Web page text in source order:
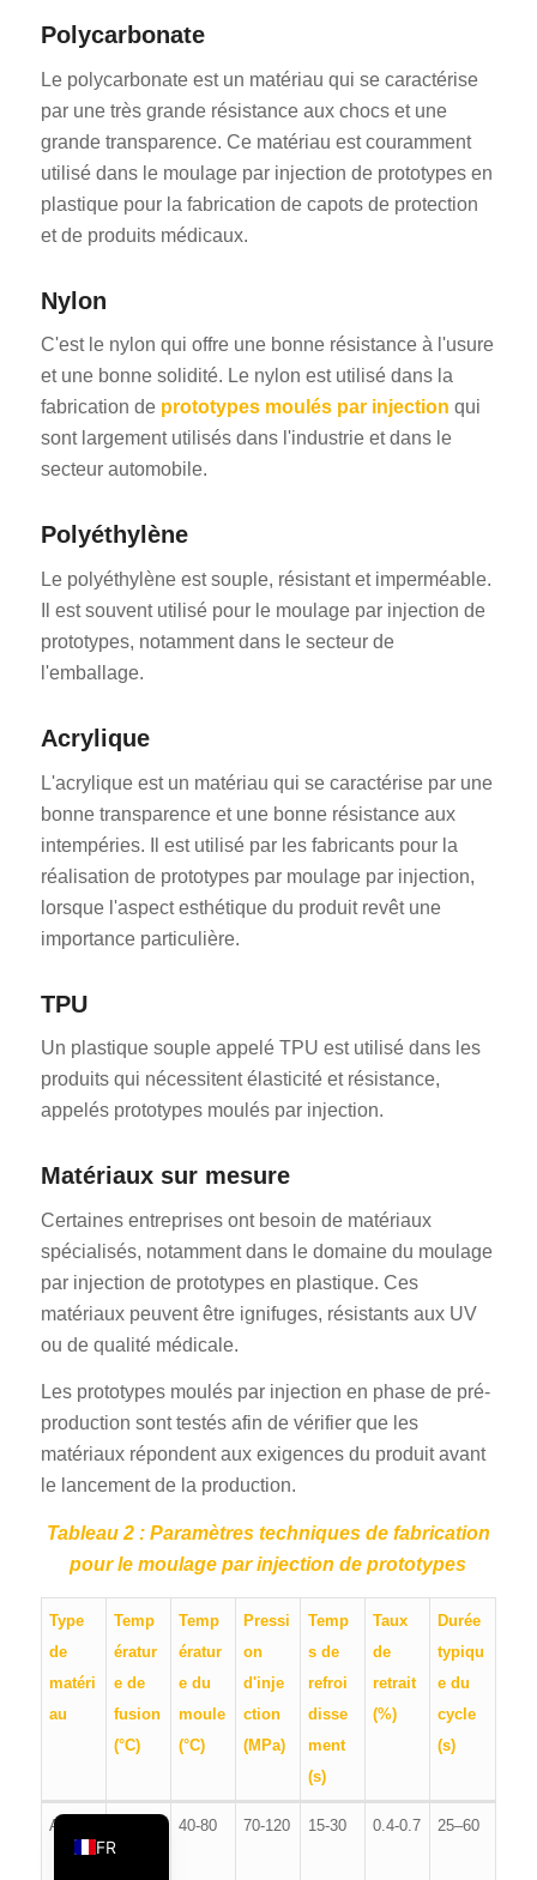
Polycarbonate
Le polycarbonate est un matériau qui se caractérise
par une très grande résistance aux chocs et une
grande transparence. Ce matériau est couramment
utilisé dans le moulage par injection de prototypes en
plastique pour la fabrication de capots de protection
et de produits médicaux.
Nylon
C'est le nylon qui offre une bonne résistance à l'usure
et une bonne solidité. Le nylon est utilisé dans la
fabrication deprototypes moulés par injection qui
sont largement utilisés dans l'industrie et dans le
secteur automobile.
Polyéthylène
Le polyéthylène est souple, résistant et imperméable.
Il est souvent utilisé pour le moulage par injection de
prototypes, notamment dans le secteur de
l'emballage.
Acrylique
L'acrylique est un matériau qui se caractérise par une
bonne transparence et une bonne résistance aux
intempéries. Il est utilisé par les fabricants pour la
réalisation de prototypes par moulage par injection,
lorsque l'aspect esthétique du produit revêt une
importance particulière.
TPU
Un plastique souple appelé TPU est utilisé dans les
produits qui nécessitent élasticité et résistance,
appelés prototypes moulés par injection.
Matériaux sur mesure
Certaines entreprises ont besoin de matériaux
spécialisés, notamment dans le domaine du moulage
par injection de prototypes en plastique. Ces
matériaux peuvent être ignifuges, résistants aux UV
ou de qualité médicale.
Les prototypes moulés par injection en phase de pré-
production sont testés afin de vérifier que les
matériaux répondent aux exigences du produit avant
le lancement de la production.
Tableau 2 : Paramètres techniques de fabrication
pour le moulage par injection de prototypes
Type
de
matéri
au
Temp
ératur
e de
fusion
(°C)
Temp
ératur
e du
moule
(°C)
Pressi
on
d'inje
ction
(MPa)
Temp
s de
refroi
disse
ment
(s)
Taux
de
retrait
(%)
Durée
typiqu
e du
cycle
(s)
ABS
260
40-80 70-120 15-30 0.4-0.7 25–60
FR
EN
RU
NL
PL
TR
AR
ES
JA
KO
DA
FI
NB
EL
RO